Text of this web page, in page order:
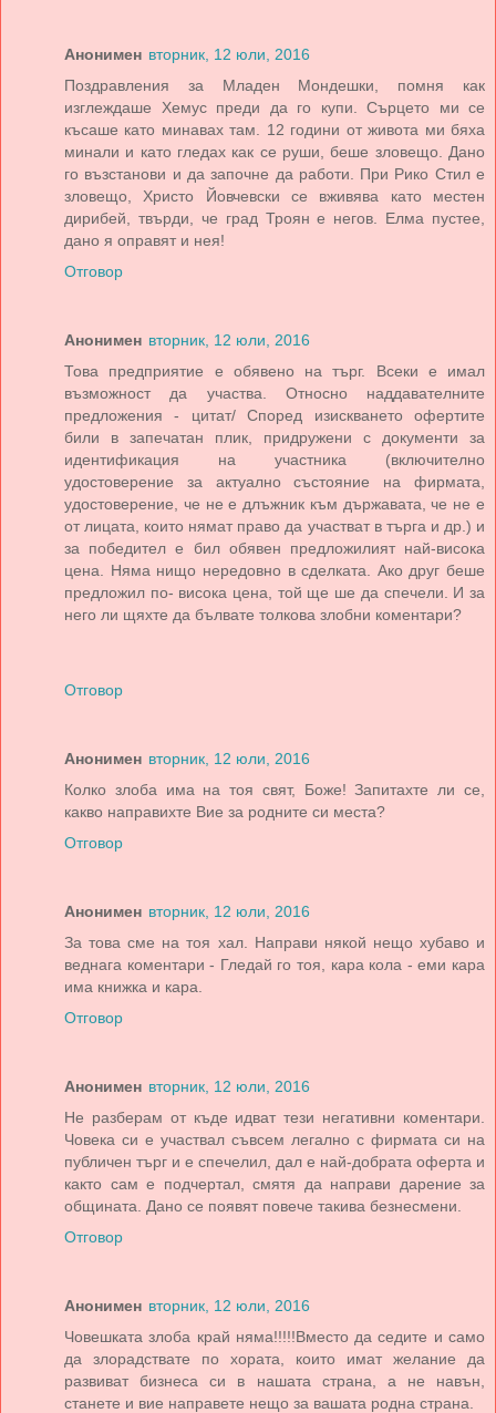
Анонимен вторник, 12 юли, 2016
Поздравления за Младен Мондешки, помня как
изглеждаше Хемус преди да го купи. Сърцето ми се
късаше като минавах там. 12 години от живота ми бяха
минали и като гледах как се руши, беше зловещо. Дано
го възстанови и да започне да работи. При Рико Стил е
зловещо, Христо Йовчевски се вживява като местен
дирибей, твърди, че град Троян е негов. Елма пустее,
дано я оправят и нея!
Отговор
Анонимен вторник, 12 юли, 2016
Това предприятие е обявено на търг. Всеки е имал
възможност да участва. Относно наддавателните
предложения - цитат/ Според изискването офертите
били в запечатан плик, придружени с документи за
идентификация на участника (включително
удостоверение за актуално състояние на фирмата,
удостоверение, че не е длъжник към държавата, че не е
от лицата, които нямат право да участват в търга и др.) и
за победител е бил обявен предложилият най-висока
цена. Няма нищо нередовно в сделката. Ако друг беше
предложил по- висока цена, той ще ше да спечели. И за
него ли щяхте да бълвате толкова злобни коментари?
Отговор
Анонимен вторник, 12 юли, 2016
Колко злоба има на тоя свят, Боже! Запитахте ли се,
какво направихте Вие за родните си места?
Отговор
Анонимен вторник, 12 юли, 2016
За това сме на тоя хал. Направи някой нещо хубаво и
веднага коментари - Гледай го тоя, кара кола - еми кара
има книжка и кара.
Отговор
Анонимен вторник, 12 юли, 2016
Не разберам от къде идват тези негативни коментари.
Човека си е участвал съвсем легално с фирмата си на
публичен търг и е спечелил, дал е най-добрата оферта и
както сам е подчертал, смятя да направи дарение за
общината. Дано се появят повече такива безнесмени.
Отговор
Анонимен вторник, 12 юли, 2016
Човешката злоба край няма!!!!!Вместо да седите и само
да злорадствате по хората, които имат желание да
развиват бизнеса си в нашата страна, а не навън,
станете и вие направете нещо за вашата родна страна.